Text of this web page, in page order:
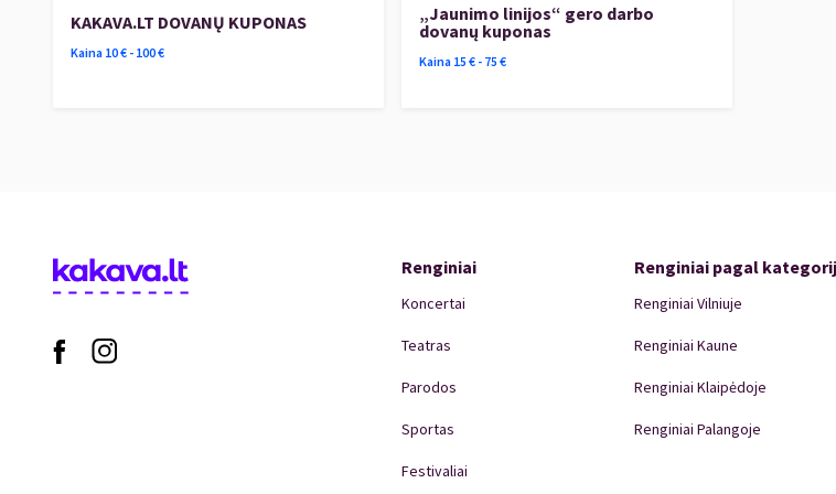
KAKAVA.LT DOVANŲ KUPONAS
Kaina 10€ - 100€
„Jaunimo linijos“ gero darbo
dovanų kuponas
Kaina 15 € - 75 €
Renginiai
Koncertai
Teatras
Parodos
Sportas
Festivaliai
Renginiai pagal
Renginiai Vilniuje
Renginiai Kaune
Renginiai Klaipėdoje
Renginiai Palangoje